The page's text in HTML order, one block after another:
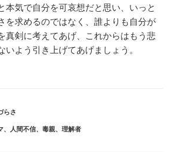
本気で自分を可哀想だと思い、いっと
を求めるのではなく、誰よりも自分が
真剣に考えてあげ、これからはもう悲
いよう引き上げてあげましょう。
らさ
、 人間不信、 毒親、 理解者